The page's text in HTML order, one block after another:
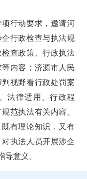
行动要求，邀请河
行政检查与执法规
查政策、行政执法
内容；济源市人民
视野看行政处罚案
法律适用、行政程
范执法有关内容。
有理论知识，又有
执法人员开展涉企
导意义。